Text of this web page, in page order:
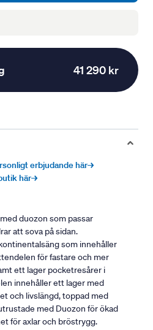
41 290 kr
erbjudande här→
här→
duozon som passar
att sova på sidan.
som innehåller
för fastare och mer
ett lager pocketresårer i
innehåller ett lager med
och livslängd, toppad med
med Duozon för ökad
för axlar och bröstrygg.